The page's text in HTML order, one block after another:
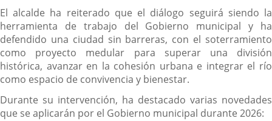
El alcalde ha reiterado que el diálogo seguirá siendo la
herramienta de trabajo del Gobierno municipal y ha
defendido una ciudad sin barreras, con el soterramiento
como proyecto medular para superar una división
histórica, avanzar en la cohesión urbana e integrar el río
como espacio de convivencia y bienestar.
Durante su intervención, ha destacado varias novedades
que se aplicarán por el Gobierno municipal durante 2026: